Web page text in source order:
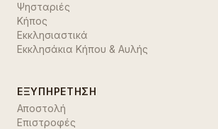
Ψησταριές
Κήπος
Εκκλησιαστικά
Εκκλησάκια Κήπου & Αυλής
ΕΞΥΠΗΡΈΤΗΣΗ
Αποστολή
Επιστροφές